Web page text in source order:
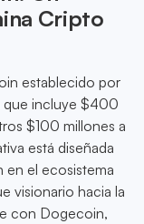
Cripto
establecido por
que incluye $400
$100 millones a
está diseñada
en el ecosistema
visionario hacia la
con Dogecoin,